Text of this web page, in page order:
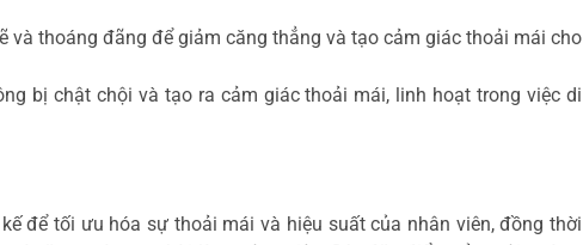
và thoáng đãng để giảm căng thẳng và tạo cảm giác thoải mái cho
bị chật chội và tạo ra cảm giác thoải mái, linh hoạt trong việc di
để tối ưu hóa sự thoải mái và hiệu suất của nhân viên, đồng thời